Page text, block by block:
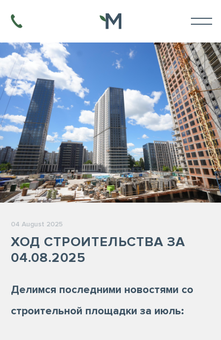
04 August 2025
ХОД СТРОИТЕЛЬСТВА ЗА
04.08.2025
Делимся последними новостями со
строительной площадки за июль: